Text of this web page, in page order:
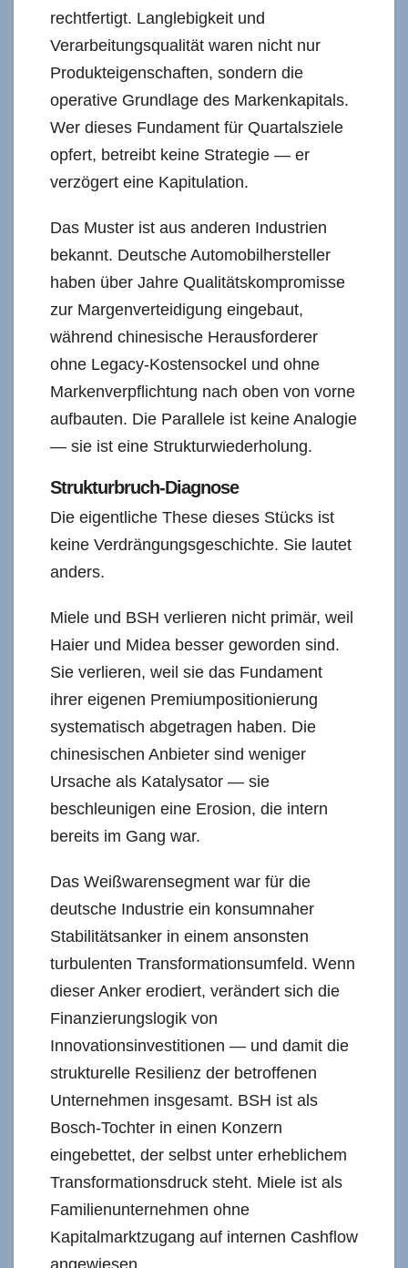
rechtfertigt. Langlebigkeit und
Verarbeitungsqualität waren nicht nur
Produkteigenschaften, sondern die
operative Grundlage des Markenkapitals.
Wer dieses Fundament für Quartalsziele
opfert, betreibt keine Strategie — er
verzögert eine Kapitulation.
Das Muster ist aus anderen Industrien
bekannt. Deutsche Automobilhersteller
haben über Jahre Qualitätskompromisse
zur Margenverteidigung eingebaut,
während chinesische Herausforderer
ohne Legacy-Kostensockel und ohne
Markenverpflichtung nach oben von vorne
aufbauten. Die Parallele ist keine Analogie
— sie ist eine Strukturwiederholung.
Strukturbruch-Diagnose
Die eigentliche These dieses Stücks ist
keine Verdrängungsgeschichte. Sie lautet
anders.
Miele und BSH verlieren nicht primär, weil
Haier und Midea besser geworden sind.
Sie verlieren, weil sie das Fundament
ihrer eigenen Premiumpositionierung
systematisch abgetragen haben. Die
chinesischen Anbieter sind weniger
Ursache als Katalysator — sie
beschleunigen eine Erosion, die intern
bereits im Gang war.
Das Weißwarensegment war für die
deutsche Industrie ein konsumnaher
Stabilitätsanker in einem ansonsten
turbulenten Transformationsumfeld. Wenn
dieser Anker erodiert, verändert sich die
Finanzierungslogik von
Innovationsinvestitionen — und damit die
strukturelle Resilienz der betroffenen
Unternehmen insgesamt. BSH ist als
Bosch-Tochter in einen Konzern
eingebettet, der selbst unter erheblichem
Transformationsdruck steht. Miele ist als
Familienunternehmen ohne
Kapitalmarktzugang auf internen Cashflow
angewiesen.